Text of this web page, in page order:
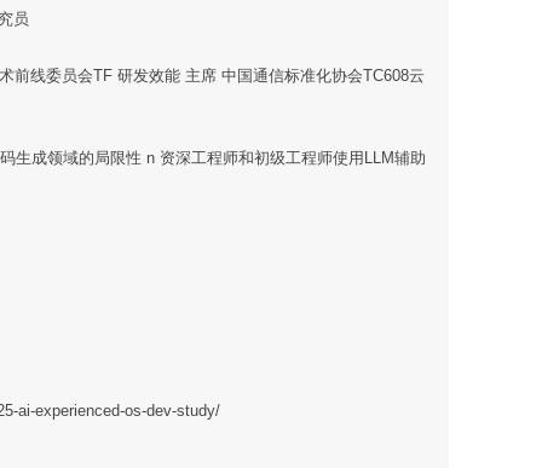
员
前线委员会TF 研发效能 主席 中国通信标准化协会TC608云
生成领域的局限性 n 资深工程师和初级工程师使用LLM辅助
ai-experienced-os-dev-study/